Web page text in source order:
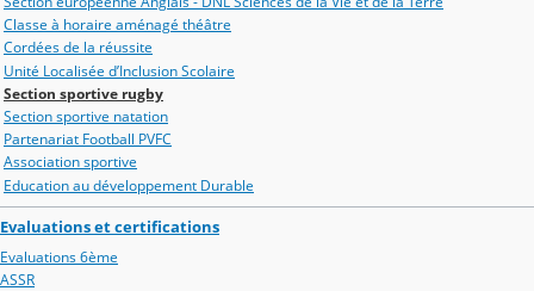
Classe à horaire aménagé théâtre
Cordées de la réussite
Unité Localisée d’Inclusion Scolaire
Section sportive rugby
Section sportive natation
Partenariat Football PVFC
Association sportive
Education au développement Durable
Evaluations et certifications
Evaluations 6ème
ASSR